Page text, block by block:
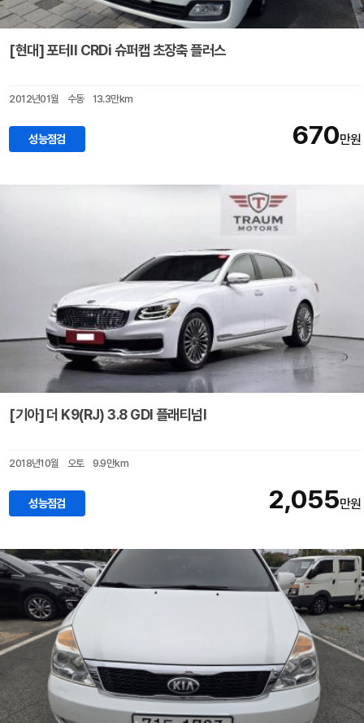
[현대] 포터II CRDi 슈퍼캡 초장축 플러스
2012년01월 수동 13.3만km
성능점검 670만원
[기아] 더 K9(RJ) 3.8 GDI 플래티넘Ⅰ
2018년10월 오토 9.9만km
성능점검 2,055만원